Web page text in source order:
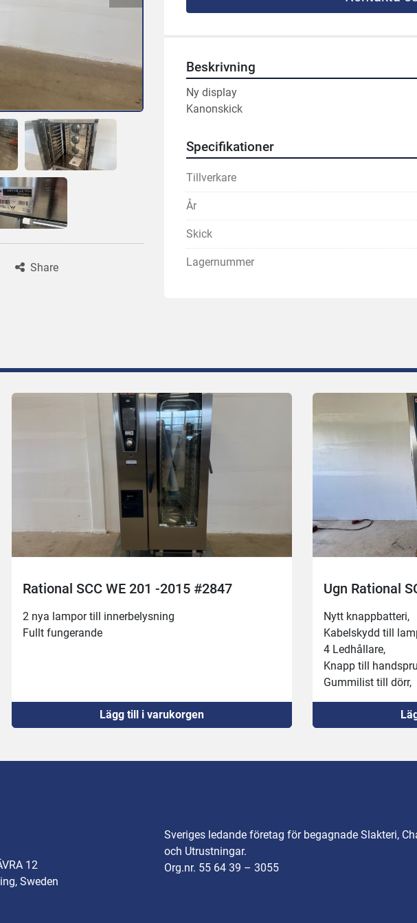
Share
Beskrivning
Ny display
Kanonskick
Specifikationer
Tillverkare
År
Skick
Lagernummer
Rational SCC WE 201 -2015 #2847
2 nya lampor till innerbelysning
Fullt fungerande
Lägg till i varukorgen
Ugn Rational
Nytt knappbatteri,
Kabelskydd till
4 Ledhållare,
Knapp till
Gummilist till dörr,
Gummitätning mot
Nytt SD-kort
12
Sweden
Sveriges ledande företag för begagnade Slakteri,
och Utrustningar.
Org.nr. 55 64 39 – 3055